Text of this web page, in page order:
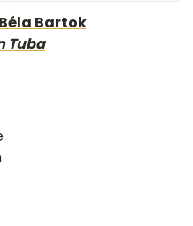
Bartok
Tuba